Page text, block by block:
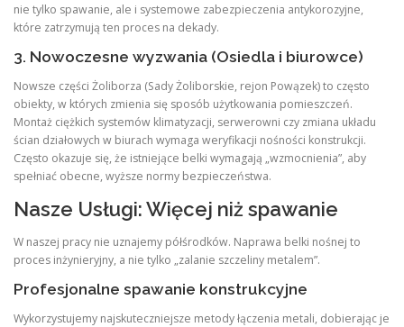
nie tylko spawanie, ale i systemowe zabezpieczenia antykorozyjne,
które zatrzymują ten proces na dekady.
3. Nowoczesne wyzwania (Osiedla i biurowce)
Nowsze części Żoliborza (Sady Żoliborskie, rejon Powązek) to często
obiekty, w których zmienia się sposób użytkowania pomieszczeń.
Montaż ciężkich systemów klimatyzacji, serwerowni czy zmiana układu
ścian działowych w biurach wymaga weryfikacji nośności konstrukcji.
Często okazuje się, że istniejące belki wymagają „wzmocnienia”, aby
spełniać obecne, wyższe normy bezpieczeństwa.
Nasze Usługi: Więcej niż spawanie
W naszej pracy nie uznajemy półśrodków. Naprawa belki nośnej to
proces inżynieryjny, a nie tylko „zalanie szczeliny metalem”.
Profesjonalne spawanie konstrukcyjne
Wykorzystujemy najskuteczniejsze metody łączenia metali, dobierając je